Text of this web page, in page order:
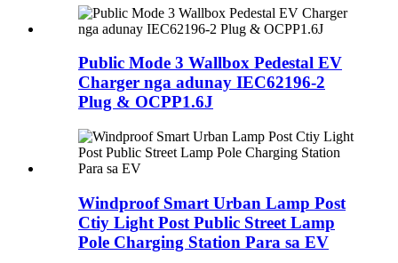
Public Mode 3 Wallbox Pedestal EV
Charger nga adunay IEC62196-2
Plug & OCPP1.6J
Windproof Smart Urban Lamp Post
Ctiy Light Post Public Street Lamp
Pole Charging Station Para sa EV